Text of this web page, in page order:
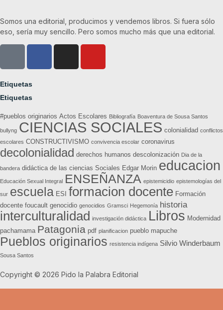
Somos una editorial, producimos y vendemos libros. Si fuera sólo
eso, sería muy sencillo. Pero somos mucho más que una editorial.
Etiquetas
Etiquetas
#pueblos originarios Actos Escolares Bibliografía Boaventura de Sousa Santos
bullyng CIENCIAS SOCIALES colonialidad conflictos
escolares CONSTRUCTIVISMO convivencia escolar coronavirus
decolonialidad derechos humanos descolonización Dia de la
bandera didáctica de las ciencias Sociales Edgar Morin educacion
Educación Sexual Integral ENSEÑANZA epistemicidio epistemologías del
sur escuela ESI formacion docente Formación
docente foucault genocidio genocidios Gramsci Hegemonía historia
interculturalidad investigación didáctica Libros Modernidad
pachamama Patagonia pdf planificacion pueblo mapuche
Pueblos originarios resistencia indígena Silvio Winderbaum
Sousa Santos
Copyright © 2026 Pido la Palabra Editorial